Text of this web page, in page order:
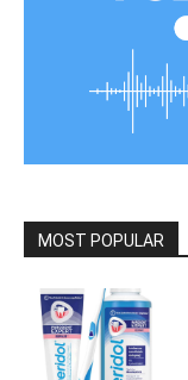
MOST POPULAR